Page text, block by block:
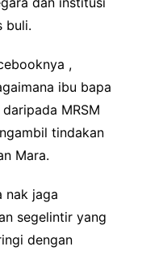
buli.
,
ibu bapa
MRSM
tindakan
Mara.
nak jaga
segelintir yang
dengan